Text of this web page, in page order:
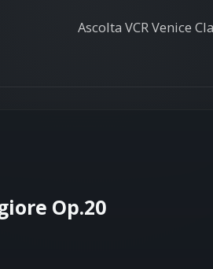
Ascolta VCR Venice
Op.20